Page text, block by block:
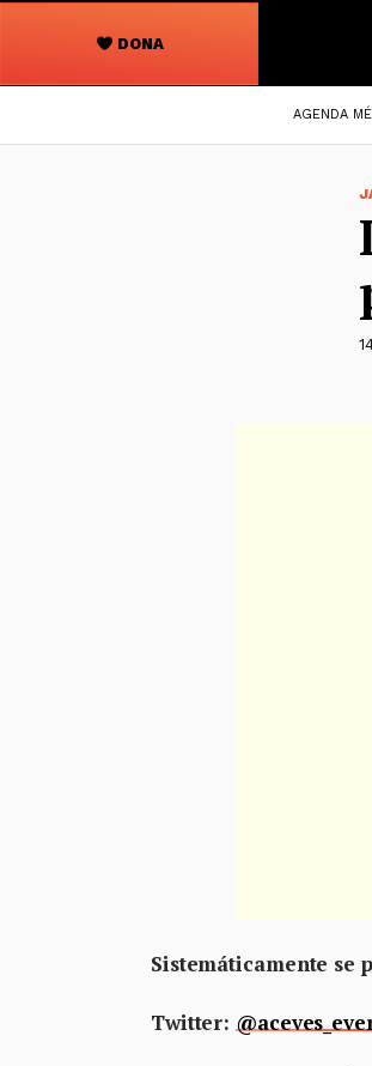
DONA
AGENDA
Sistemáticamente se
Twitter: